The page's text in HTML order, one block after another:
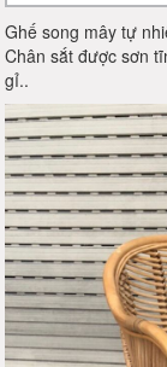
Ghế song mây tự
Chân sắt được sơn
gỉ..